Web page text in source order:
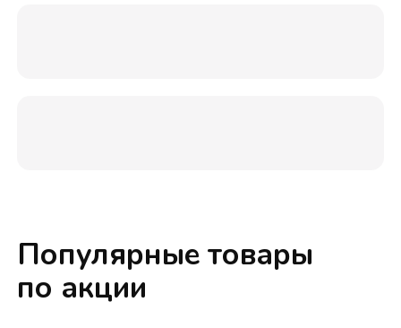
Популярные товары
по акции